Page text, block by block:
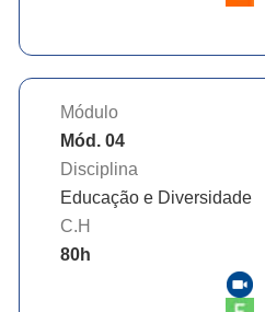
Módulo
Mód. 04
Disciplina
Educação e Diversidade
C.H
80h